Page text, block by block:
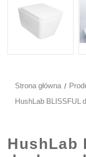
Strona główna
HushLab BLISSFUL
HushLab